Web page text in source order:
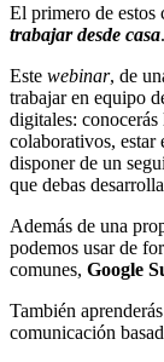
El primero de estos
trabajar desde casa.
Este webinar, de
trabajar en equipo
digitales: conocerás
colaborativos, estar
disponer de un
que debas
Además de una
podemos usar de
comunes, Google
También
comunicación